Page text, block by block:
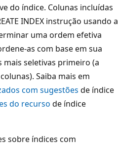
do índice. Colunas incluídas
INDEX instrução usando a
uma ordem efetiva
as com base em sua
mais seletivas primeiro (a
Saiba mais em
com sugestões de índice
do recurso de índice
sobre índices com